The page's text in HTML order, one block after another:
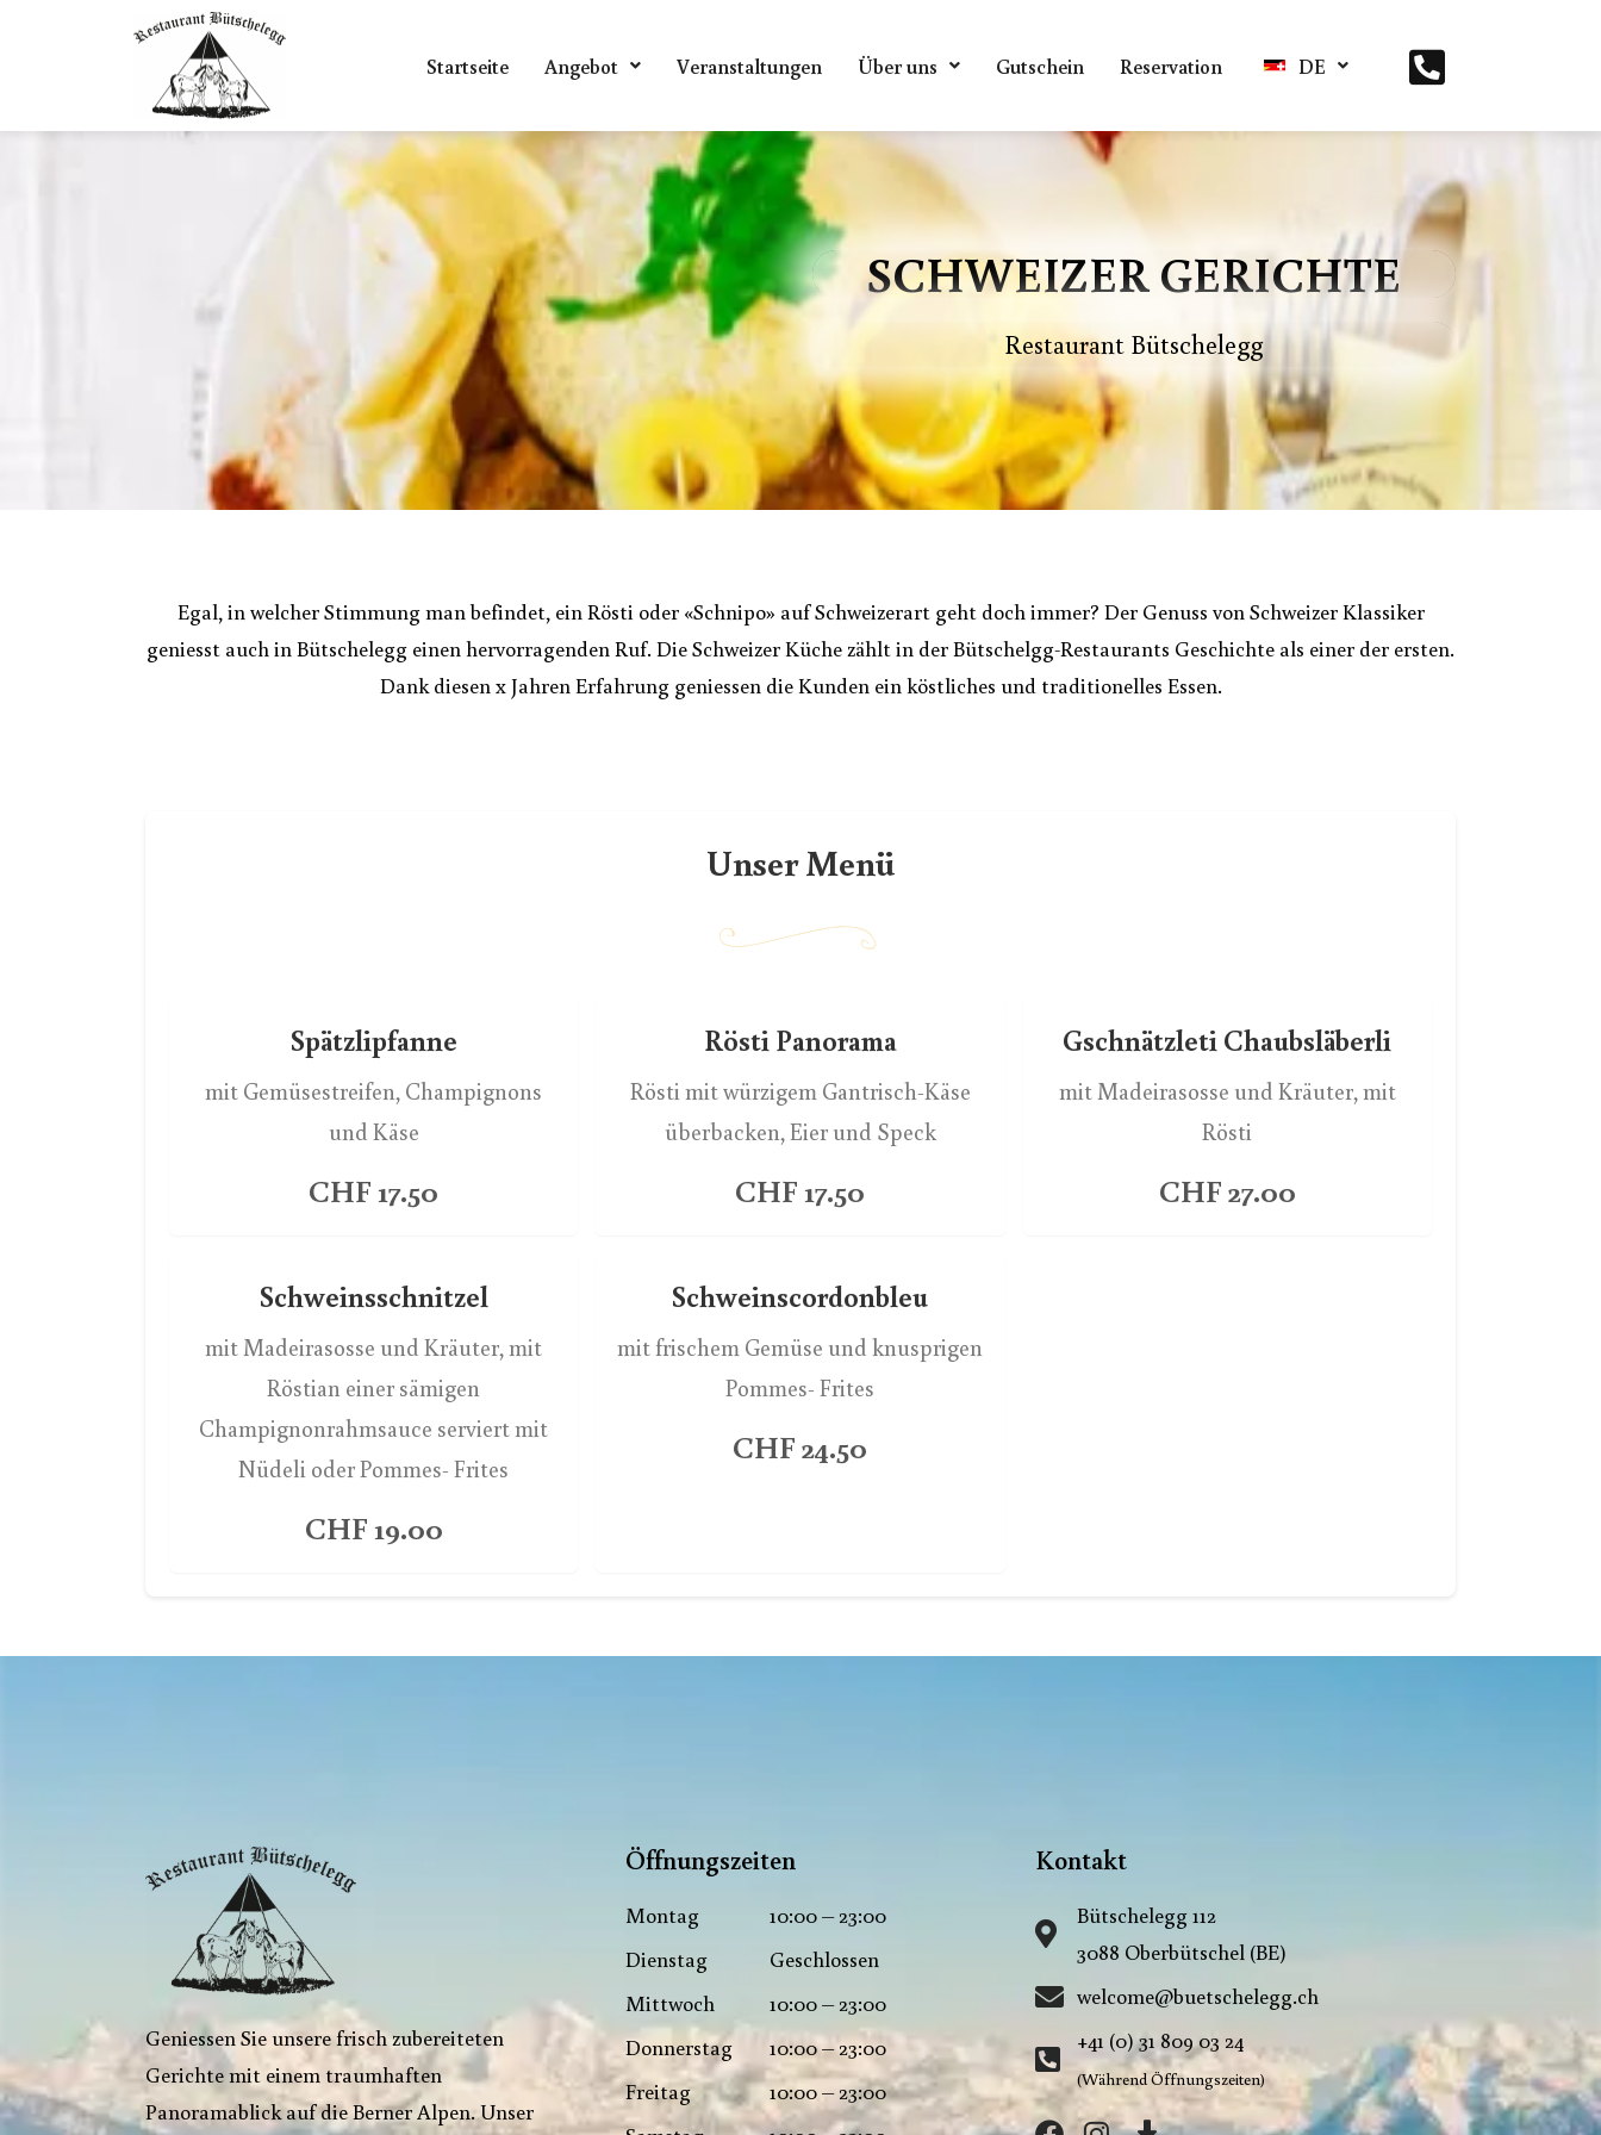
Startseite Angebot Veranstaltungen Über uns Gutschein Reservation DE
SCHWEIZER GERICHTE
Restaurant Bütschelegg
Egal, in welcher Stimmung man befindet, ein Rösti oder «Schnipo» auf Schweizerart geht doch immer? Der Genuss von Schweizer Klassiker
geniesst auch in Bütschelegg einen hervorragenden Ruf. Die Schweizer Küche zählt in der Bütschelgg-Restaurants Geschichte als einer der ersten.
Dank diesen x Jahren Erfahrung geniessen die Kunden ein köstliches und traditionelles Essen.
Unser Menü
Spätzlipfanne
mit Gemüsestreifen, Champignons
und Käse
CHF 17.50
Rösti Panorama
Rösti mit würzigem Gantrisch-Käse
überbacken, Eier und Speck
CHF 17.50
Gschnätzleti Chaubsläberli
mit Madeirasosse und Kräuter, mit
Rösti
CHF 27.00
Schweinsschnitzel
mit Madeirasosse und Kräuter, mit
Röstian einer sämigen
Champignonrahmsauce serviert mit
Nüdeli oder Pommes- Frites
CHF 19.00
Schweinscordonbleu
mit frischem Gemüse und knusprigen
Pommes- Frites
CHF 24.50
Geniessen Sie unsere frisch zubereiteten
Gerichte mit einem traumhaften
Panoramablick auf die Berner Alpen. Unser
Öffnungszeiten
Montag
Dienstag
Mittwoch
Donnerstag
Freitag
10:00 – 23:00
Geschlossen
10:00 – 23:00
10:00 – 23:00
10:00 – 23:00
Kontakt
Bütschelegg 112
3088 Oberbütschel (BE)
welcome@buetschelegg.ch
+41 (0) 31 809 03 24
(Während Öffnungszeiten)